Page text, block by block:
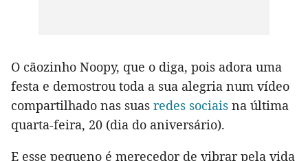
O cãozinho Noopy, que o diga, pois adora uma
festa e demostrou toda a sua alegria num vídeo
compartilhado nas suas redes sociais na última
quarta-feira, 20 (dia do aniversário).
E esse pequeno é merecedor de vibrar pela vida